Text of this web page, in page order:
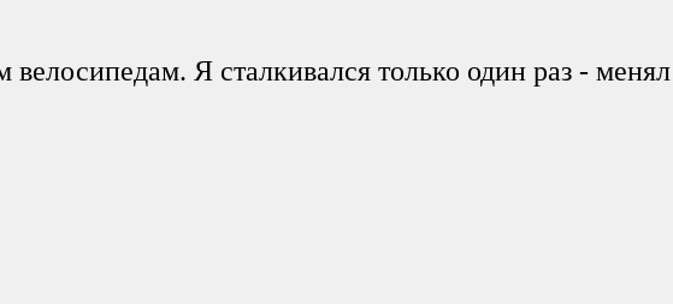
Я сталкивался только один раз - менял